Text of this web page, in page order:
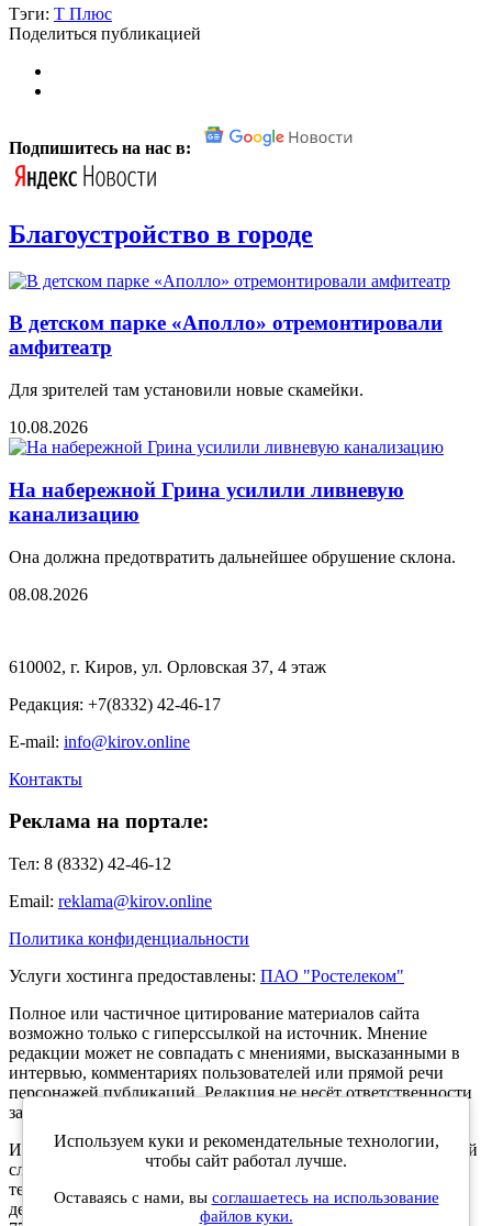
Тэги: Т Плюс
Поделиться публикацией
Подпишитесь на нас в:
Благоустройство в городе
В детском парке «Аполло» отремонтировали
амфитеатр
Для зрителей там установили новые скамейки.
10.08.2026
На набережной Грина усилили ливневую
канализацию
Она должна предотвратить дальнейшее обрушение склона.
08.08.2026
610002, г. Киров, ул. Орловская 37, 4 этаж
Редакция: +7(8332) 42-46-17
E-mail: info@kirov.online
Контакты
Реклама на портале:
Тел: 8 (8332) 42-46-12
Email: reklama@kirov.online
Политика конфиденциальности
Услуги хостинга предоставлены: ПАО "Ростелеком"
Полное или частичное цитирование материалов сайта
возможно только с гиперссылкой на источник. Мнение
редакции может не совпадать с мнениями, высказанными в
интервью, комментариях пользователей или прямой речи
персонажей публикаций. Редакция не несёт ответственности
за текст комментариев читателей.
Интернет-портал Kirov.online зарегистрирован в Федеральной
службе по надзору в сфере связи, информационных
технологий и массовых коммуникаций (Роскомнадзор) 5
декабря 2019 года. Регистрационный номер ЭЛ № ФС 77 -
Используем куки и рекомендательные технологии,
чтобы сайт работал лучше.
Оставаясь с нами, вы соглашаетесь на использование
файлов куки.